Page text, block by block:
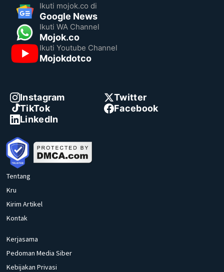
Ikuti mojok.co di
Google News
Ikuti WA Channel
Mojok.co
Ikuti Youtube Channel
Mojokdotco
Instagram
Twitter
TikTok
Facebook
LinkedIn
Tentang
Kru
Kirim Artikel
Kontak
Kerjasama
Pedoman Media Siber
Kebijakan Privasi